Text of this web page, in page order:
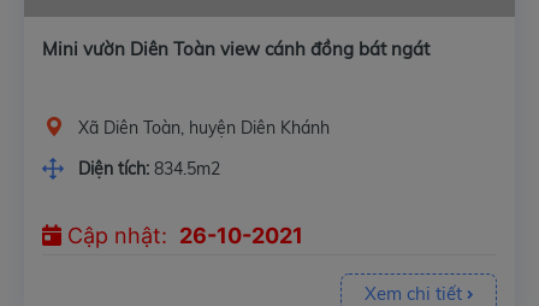
Mini vườn Diên Toàn view cánh đồng bát ngát
Xã Diên Toàn, huyện Diên Khánh
Diện tích: 834.5m2
Cập nhật: 26-10-2021
Xem chi tiết